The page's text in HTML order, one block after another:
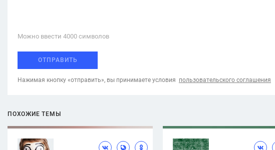
Можно ввести 4000 cимволов
ОТПРАВИТЬ
Нажимая кнопку «отправить», вы принимаете условия пользовательского соглашения
ПОХОЖИЕ ТЕМЫ